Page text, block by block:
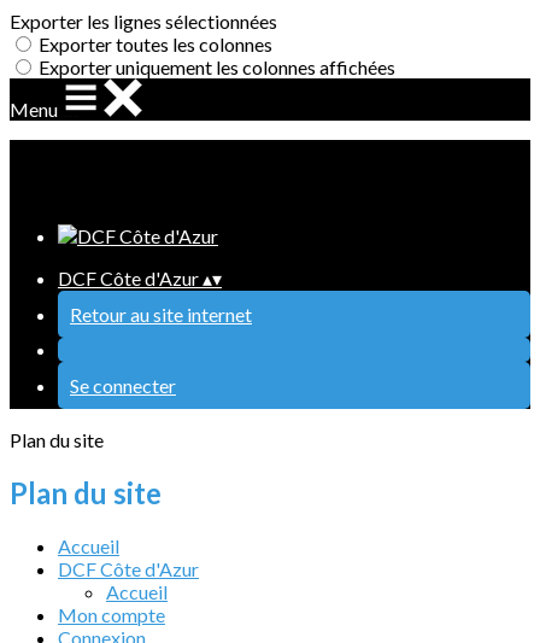
Exporter les lignes sélectionnées
Exporter toutes les colonnes
Exporter uniquement les colonnes affichées
Menu
DCF Côte d'Azur▴▾
Retour au site internet
Se connecter
Plan du site
Plan du site
Accueil
DCF Côte d'Azur
Accueil
Mon compte
Connexion